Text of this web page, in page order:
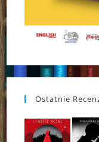
Ostatnie